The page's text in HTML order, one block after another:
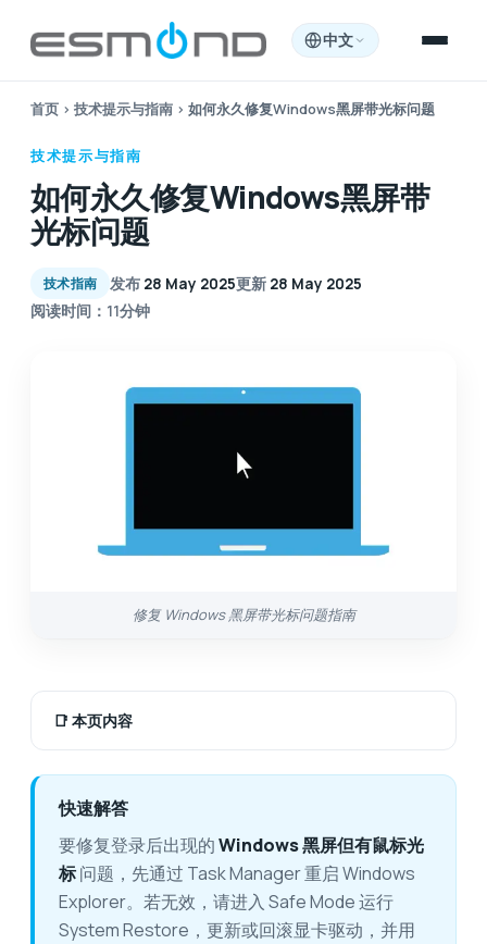
中文
首页 › 技术提示与指南 › 如何永久修复Windows黑屏带光标问题
技术提示与指南
如何永久修复Windows黑屏带
光标问题
技术指南 发布 28 May 2025更新 28 May 2025
阅读时间：11分钟
修复 Windows 黑屏带光标问题指南
📑 本页内容
快速解答
要修复登录后出现的Windows 黑屏但有鼠标光
标问题，先通过 Task Manager 重启 Windows
Explorer。若无效，请进入 Safe Mode 运行
System Restore，更新或回滚显卡驱动，并用